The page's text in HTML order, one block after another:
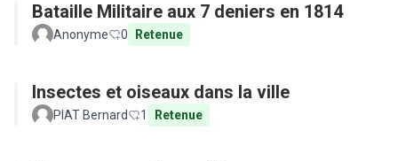
Bataille Militaire aux 7 deniers en 1814
Anonyme 0 Retenue
Insectes et oiseaux dans la ville
PIAT Bernard 1 Retenue